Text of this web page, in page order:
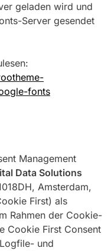
geladen wird und
Server gesendet
fonts
Management
Data Solutions
Amsterdam,
First) als
Rahmen der Cookie-
Cookie First Consent
und